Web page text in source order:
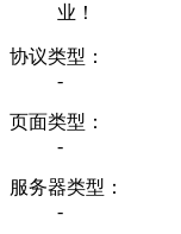
业！
协议类型：
-
页面类型：
-
服务器类型：
-